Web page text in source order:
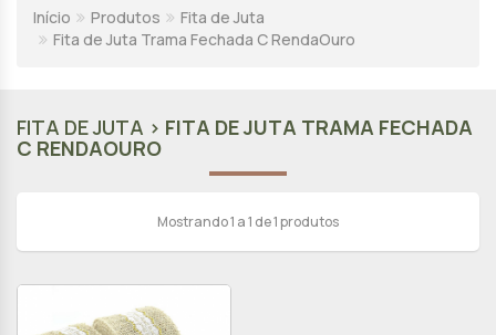
Início Produtos
Fita de Juta
Fita de Juta Trama Fechada C RendaOuro
FITA DE JUTA > FITA DE JUTA TRAMA FECHADA
C RENDAOURO
Mostrando 1 a 1 de 1 produtos